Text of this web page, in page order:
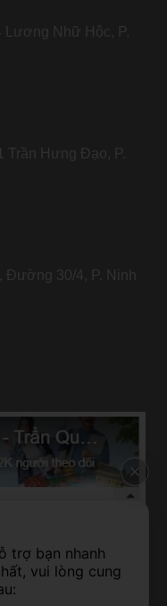
Lương Nhữ Hộc, P.
Trần Hưng Đạo, P.
Đường 30/4, P. Ninh
trợ bạn nhanh
vui lòng cung